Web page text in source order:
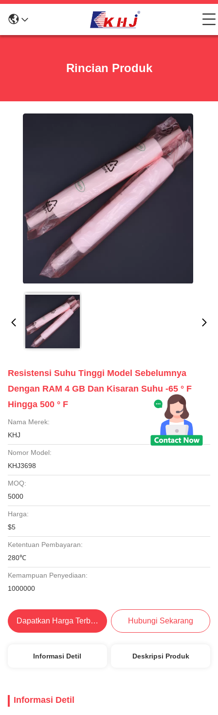
Rincian Produk
Resistensi Suhu Tinggi Model Sebelumnya
Dengan RAM 4 GB Dan Kisaran Suhu -65 ° F
Hingga 500 ° F
Nama Merek:
KHJ
Nomor Model:
KHJ3698
MOQ:
5000
Harga:
$5
Ketentuan Pembayaran:
280℃
Kemampuan Penyediaan:
1000000
Dapatkan Harga Terbaik Hubungi Sekarang
Informasi Detil Deskripsi Produk
Informasi Detil